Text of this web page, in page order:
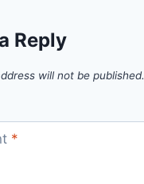
Reply
will not be published.
*